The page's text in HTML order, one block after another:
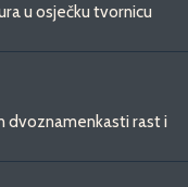
u osječku tvornicu
dvoznamenkasti rast i